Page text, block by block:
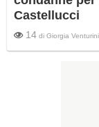
Castellucci
14 di Giorgia Venturini